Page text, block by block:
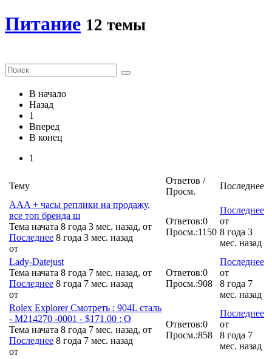
Питание 12 темы
В начало
Назад
1
Вперед
В конец
1
Тему
Ответов /
Просм.
Последнее
AAA + часы реплики на продажу,
все топ бренда ш
Тема начата 8 года 3 мес. назад, от
Последнее 8 года 3 мес. назад
от
Ответов:0
Просм.:1150
Последнее
от
8 года 3
мес. назад
Lady-Datejust
Тема начата 8 года 7 мес. назад, от
Последнее 8 года 7 мес. назад
от
Ответов:0
Просм.:908
Последнее
от
8 года 7
мес. назад
Rolex Explorer Смотреть : 904L сталь
- M214270 -0001 - $171.00 : О
Тема начата 8 года 7 мес. назад, от
Последнее 8 года 7 мес. назад
от
Ответов:0
Просм.:858
Последнее
от
8 года 7
мес. назад